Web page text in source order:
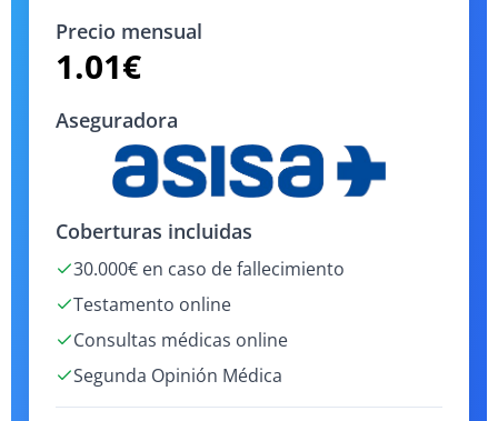
Precio mensual
1.01€
Aseguradora
Coberturas incluidas
30.000€ en caso de fallecimiento
Testamento online
Consultas médicas online
Segunda Opinión Médica